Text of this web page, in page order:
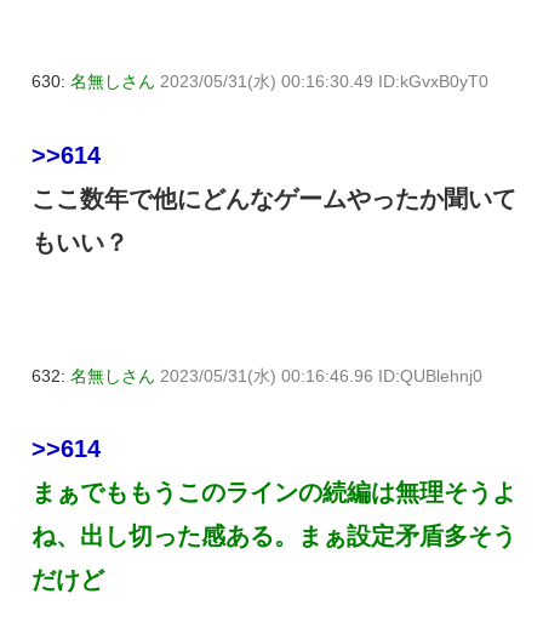
630: 名無しさん 2023/05/31(水) 00:16:30.49 ID:kGvxB0yT0
>>614
ここ数年で他にどんなゲームやったか聞いて
もいい？
632: 名無しさん 2023/05/31(水) 00:16:46.96 ID:QUBlehnj0
>>614
まぁでももうこのラインの続編は無理そうよ
ね、出し切った感ある。まぁ設定矛盾多そう
だけど